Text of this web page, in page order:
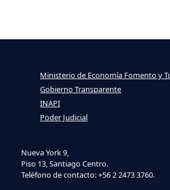
Nueva York 9,
Piso 13, Santiago Centro.
Teléfono de contacto: +56 2 2473 3760.
Ministerio de Economía Fomento y
Gobierno Transparente
INAPI
Poder Judicial